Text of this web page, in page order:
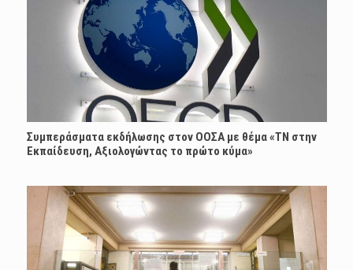
Συμπεράσματα εκδήλωσης στον ΟΟΣΑ με θέμα «ΤΝ στην
Εκπαίδευση, Αξιολογώντας το πρώτο κύμα»